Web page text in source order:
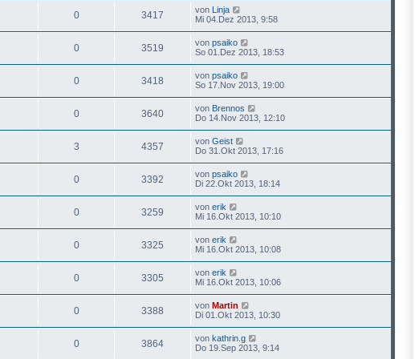
0 3417 von Linja
Mi 04.Dez 2013, 9:58
0 3519 von psaiko
So 01.Dez 2013, 18:53
0 3418 von psaiko
So 17.Nov 2013, 19:00
0 3640 von Brennos
Do 14.Nov 2013, 12:10
3 4357 von Geist
Do 31.Okt 2013, 17:16
0 3392 von psaiko
Di 22.Okt 2013, 18:14
0 3259 von erik
Mi 16.Okt 2013, 10:10
0 3325 von erik
Mi 16.Okt 2013, 10:08
0 3305 von erik
Mi 16.Okt 2013, 10:06
0 3388 von Martin
Di 01.Okt 2013, 10:30
0 3864 von kathrin.g
Do 19.Sep 2013, 9:14